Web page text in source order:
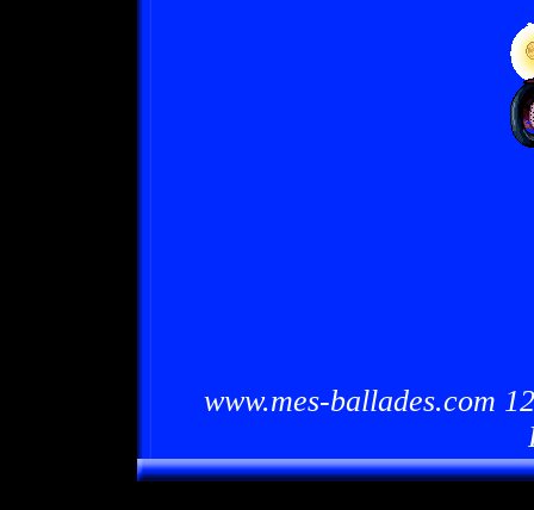
www.mes-ballades.com